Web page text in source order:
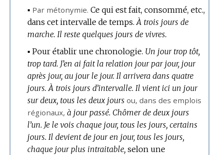
▪ Par métonymie. Ce qui est fait, consommé, etc.,
dans cet intervalle de temps. À trois jours de
marche. Il reste quelques jours de vivres.
▪ Pour établir une chronologie. Un jour trop tôt,
trop tard. J’en ai fait la relation jour par jour, jour
après jour, au jour le jour. Il arrivera dans quatre
jours. À trois jours d’intervalle. Il vient ici un jour
sur deux, tous les deux jours ou, dans des emplois
régionaux, à jour passé. Chômer de deux jours
l’un. Je le vois chaque jour, tous les jours, certains
jours. Il devient de jour en jour, tous les jours,
chaque jour plus intraitable, selon une